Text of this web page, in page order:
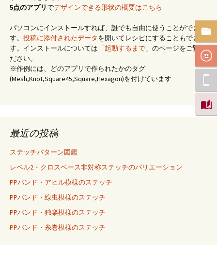
5点のアプリ でデザインできる形状の概要はこちら
パソコンにインストールすれば、誰でも自由に使うことができま
す。 投稿に添付されたデータを開いてレシピにすることもできま
す。インストールについては「起動するまで 」のページをご覧く
ださい。
※作例には、どのアプリで作られたかのタグ
(Mesh,Knot,Square45,Square,Hexagon)を付けています
最近の投稿
ステッチパターン図鑑
レベル2・クロスベース非対称ステッチのバリエーション
PPバンド・アヒル模様のステッチ
PPバンド・線虫模様のステッチ
PPバンド・独楽模様のステッチ
PPバンド・糸巻模様のステッチ